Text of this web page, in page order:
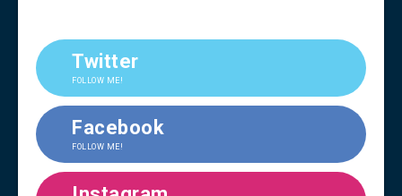
Twitter
FOLLOW ME!
Facebook
FOLLOW ME!